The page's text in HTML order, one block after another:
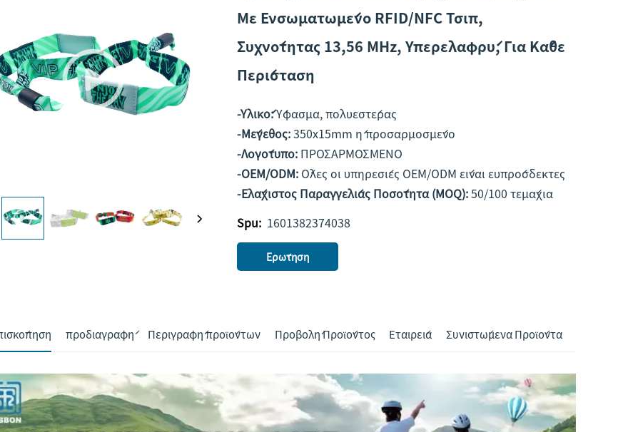
Με Ενσωματωμένο RFID/NFC Τσιπ,
Συχνότητας 13,56 MHz, Υπερελαφρύ, Για Κάθε
Περίσταση
-Υλικό:Ύφασμα, πολυεστέρας
-Μέγεθος:350x15mm ή προσαρμοσμένο
-Λογότυπο: ΠΡΟΣΑΡΜΟΣΜΕΝΟ
-OEM/ODM: Όλες οι υπηρεσίες OEM/ODM είναι ευπρόσδεκτες
-Ελάχιστος Παραγγελίας Ποσότητα (MOQ):50/100 τεμάχια
Spu: 1601382374038
Ερώτηση
προδιαγραφή Περιγραφή προϊόντων Προβολή Προϊόντος Εταιρεία Συνιστώμενα Προϊόντα